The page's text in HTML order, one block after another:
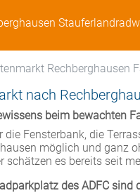
Rechberghausen
nach
beim bewachten
die Fensterbank, die
möglich und ganz
schätzen es bereits seit
des ADFC sind